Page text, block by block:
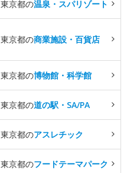
東京都の温泉・スパリゾート
東京都の商業施設・百貨店
東京都の博物館・科学館
東京都の道の駅・SA/PA
東京都のアスレチック
東京都のフードテーマパーク